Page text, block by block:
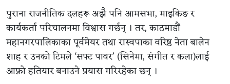
पुराना राजनीतिक दलहरू अझै पनि आमसभा, माइकिङ र
कार्यकर्ता परिचालनमा विश्वास गर्छन् । तर, काठमाडौं
महानगरपालिकाका पूर्वमेयर तथा रास्वपाका वरिष्ठ नेता बालेन
शाह र उनको टिमले ‘सफ्ट पावर’ (सिनेमा, संगीत र कला)लाई
आफ्नो हतियार बनाउने प्रयास गरिरहेका छन् ।